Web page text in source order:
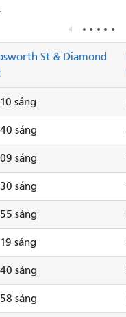
St & Diamond
sáng
sáng
sáng
sáng
sáng
sáng
sáng
sáng